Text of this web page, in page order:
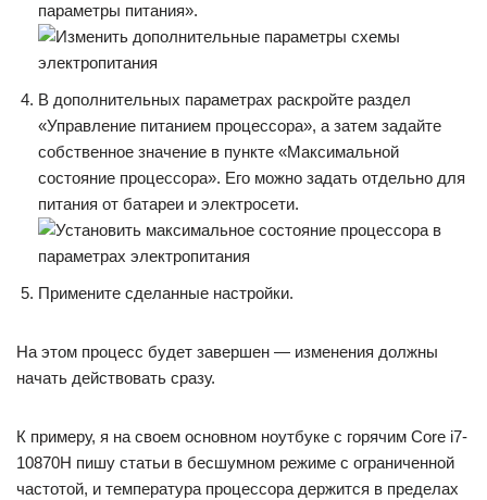
параметры питания».
В дополнительных параметрах раскройте раздел
«Управление питанием процессора», а затем задайте
собственное значение в пункте «Максимальной
состояние процессора». Его можно задать отдельно для
питания от батареи и электросети.
Примените сделанные настройки.
На этом процесс будет завершен — изменения должны
начать действовать сразу.
К примеру, я на своем основном ноутбуке с горячим Core i7-
10870H пишу статьи в бесшумном режиме с ограниченной
частотой, и температура процессора держится в пределах